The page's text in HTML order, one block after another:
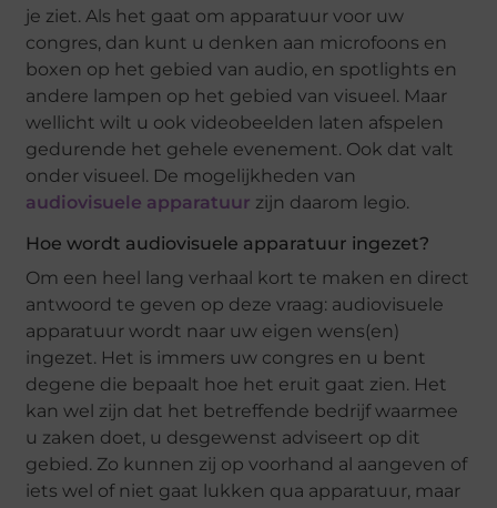
je ziet. Als het gaat om apparatuur voor uw
congres, dan kunt u denken aan microfoons en
boxen op het gebied van audio, en spotlights en
andere lampen op het gebied van visueel. Maar
wellicht wilt u ook videobeelden laten afspelen
gedurende het gehele evenement. Ook dat valt
onder visueel. De mogelijkheden van
audiovisuele apparatuur zijn daarom legio.
Hoe wordt audiovisuele apparatuur ingezet?
Om een heel lang verhaal kort te maken en direct
antwoord te geven op deze vraag: audiovisuele
apparatuur wordt naar uw eigen wens(en)
ingezet. Het is immers uw congres en u bent
degene die bepaalt hoe het eruit gaat zien. Het
kan wel zijn dat het betreffende bedrijf waarmee
u zaken doet, u desgewenst adviseert op dit
gebied. Zo kunnen zij op voorhand al aangeven of
iets wel of niet gaat lukken qua apparatuur, maar